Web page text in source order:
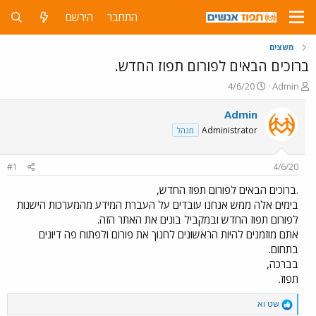
התחבר הירשם
משצים
ברוכים הבאים לפורום תפוז החדש.
פ
ו
ח
ו
ש
א
Admin
פ
ו
ר
ם
ר
י
ך
4/6/20
Admin
Administrator מנהל
4/6/20
#1
.ברוכים הבאים לפורום תפוז החדש,
בימים אלה ממש אנחנו עובדים על העברת המידע מהמערכות הישנות
לפורום תפוז החדש ובמקביל בונים את האתר הזה.
אתם מוזמנים להיות הראשונים לחנוך את פורום ולפתוח פה דיונים
בתחום.
בברכה,
תפוז.
R
שט וא